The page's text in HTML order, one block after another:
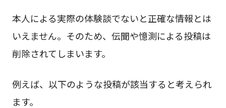
本人による実際の体験談でないと正確な情報とは
いえません。そのため、伝聞や憶測による投稿は
削除されてしまいます。
例えば、以下のような投稿が該当すると考えられ
ます。